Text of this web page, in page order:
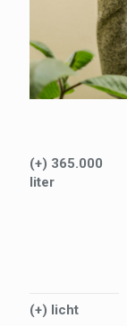
(+) 365.000
liter
(+) licht